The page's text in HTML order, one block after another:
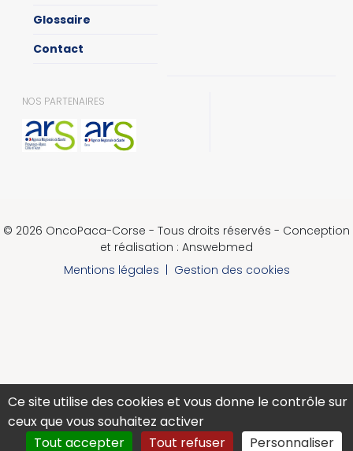
Glossaire
Contact
NOS PARTENAIRES
© 2026 OncoPaca-Corse - Tous droits réservés - Conception
et réalisation : Answebmed
Mentions légales | Gestion des cookies
Ce site utilise des cookies et vous donne le contrôle sur
ceux que vous souhaitez activer
Tout accepter
Tout refuser Personnaliser